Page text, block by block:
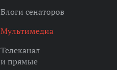
Блоги сенаторов
Мультимедиа
Телеканал
и прямые